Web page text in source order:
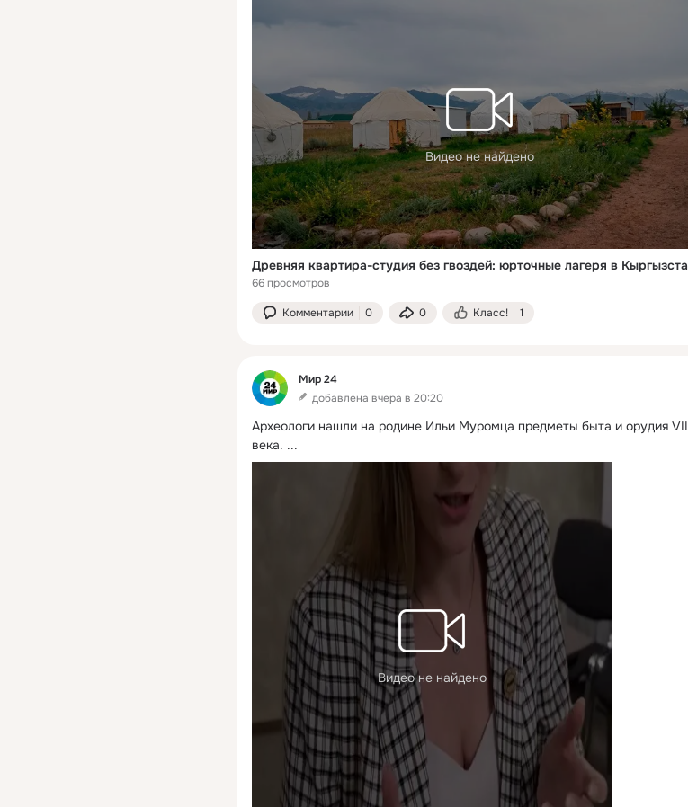
Видео не найдено
66 просмотров
Комментарии 0 0 Класс! 1
Мир 24
добавлена вчера в 20:20
Археологи нашли на родине Ильи Муромца предметы быта и орудия VII
века. ...
Видео не найдено